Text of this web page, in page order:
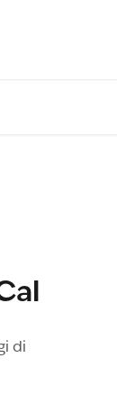
di